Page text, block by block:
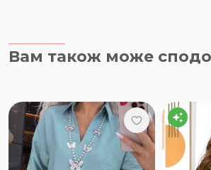
Вам також може